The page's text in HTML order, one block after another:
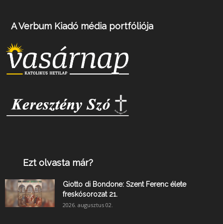
A Verbum Kiadó média portfóliója
Ezt olvasta már?
Giotto di Bondone: Szent Ferenc élete
freskósorozat 21.
2026. augusztus 02.